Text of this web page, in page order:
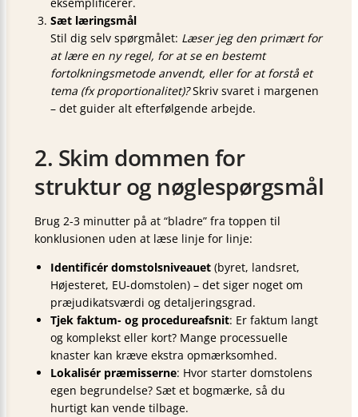
eksemplificerer.
Sæt læringsmål
Stil dig selv spørgmålet: Læser jeg den primært for
at lære en ny regel, for at se en bestemt
fortolkningsmetode anvendt, eller for at forstå et
tema (fx proportionalitet)?Skriv svaret i margenen
– det guider alt efterfølgende arbejde.
2. Skim dommen for
struktur og nøglespørgsmål
Brug 2-3 minutter på at “bladre” fra toppen til
konklusionen uden at læse linje for linje:
Identificér domstolsniveauet (byret, landsret,
Højesteret, EU-domstolen) – det siger noget om
præjudikatsværdi og detaljeringsgrad.
Tjek faktum- og procedureafsnit: Er faktum langt
og komplekst eller kort? Mange processuelle
knaster kan kræve ekstra opmærksomhed.
Lokalisér præmisserne: Hvor starter domstolens
egen begrundelse? Sæt et bogmærke, så du
hurtigt kan vende tilbage.